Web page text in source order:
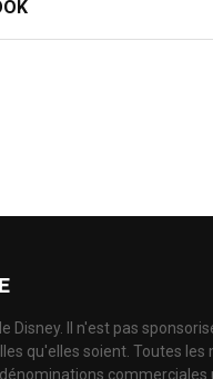
Disney. Il n'est pas
qu'elles soient. Toutes les
commerciales